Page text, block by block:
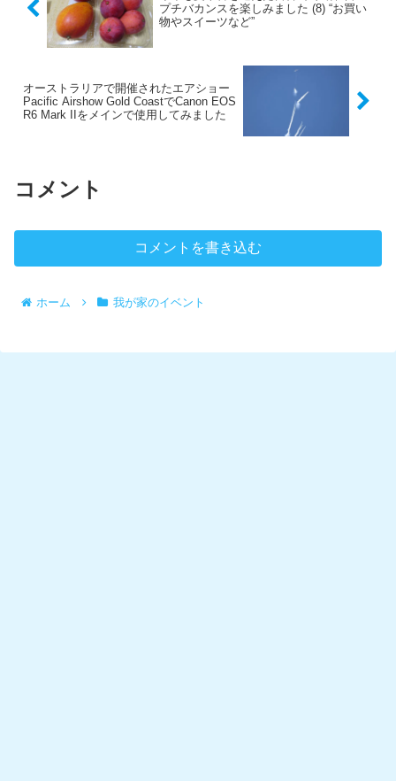
プチバカンスを楽しみました (8) “お買い
物やスイーツなど”
オーストラリアで開催されたエアショー
Pacific Airshow Gold CoastでCanon EOS
R6 Mark IIをメインで使用してみました
コメント
コメントを書き込む
ホーム 我が家のイベント